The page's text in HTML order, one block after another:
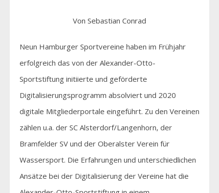
Von Sebastian Conrad
Neun Hamburger Sportvereine haben im Frühjahr
erfolgreich das von der Alexander-Otto-
Sportstiftung initiierte und geförderte
Digitalisierungsprogramm absolviert und 2020
digitale Mitgliederportale eingeführt. Zu den Vereinen
zählen u.a. der SC Alsterdorf/Langenhorn, der
Bramfelder SV und der Oberalster Verein für
Wassersport. Die Erfahrungen und unterschiedlichen
Ansätze bei der Digitalisierung der Vereine hat die